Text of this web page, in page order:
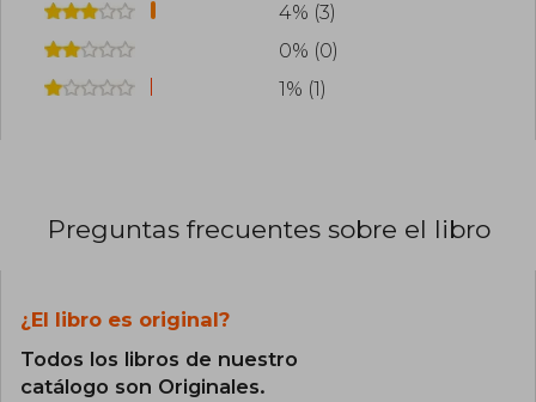
4% (3)
0% (0)
1% (1)
Preguntas frecuentes sobre el libro
¿El libro es original?
Todos los libros de nuestro
catálogo son Originales.